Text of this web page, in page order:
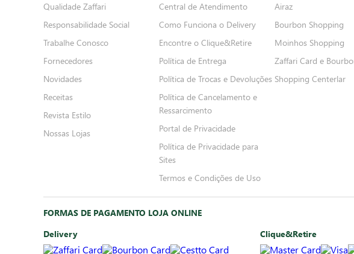
Qualidade Zaffari
Responsabilidade Social
Trabalhe Conosco
Fornecedores
Novidades
Receitas
Revista Estilo
Nossas Lojas
Central de Atendimento
Como Funciona o Delivery
Encontre o Clique&Retire
Política de Entrega
Política de Trocas e Devoluções
Política de Cancelamento e
Ressarcimento
Portal de Privacidade
Política de Privacidade para
Sites
Termos e Condições de Uso
Airaz
Bourbon Shopping
Moinhos Shopping
Zaffari Card e
Shopping Centerlar
FORMAS DE PAGAMENTO LOJA ONLINE
Delivery
Clique&Retire